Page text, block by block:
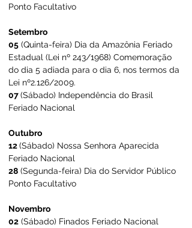
Ponto Facultativo
Setembro
05 (Quinta-feira) Dia da Amazônia Feriado
Estadual (Lei nº 243/1968) Comemoração
do dia 5 adiada para o dia 6, nos termos da
Lei nº2.126/2009.
07 (Sábado) Independência do Brasil
Feriado Nacional
Outubro
12 (Sábado) Nossa Senhora Aparecida
Feriado Nacional
28 (Segunda-feira) Dia do Servidor Público
Ponto Facultativo
Novembro
02 (Sábado) Finados Feriado Nacional